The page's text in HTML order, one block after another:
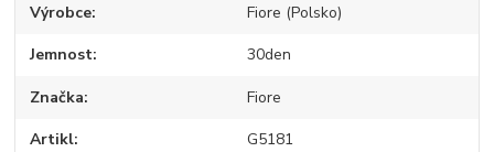
Výrobce Fiore (Polsko)
Jemnost 30den
Značka Fiore
Artikl G5181